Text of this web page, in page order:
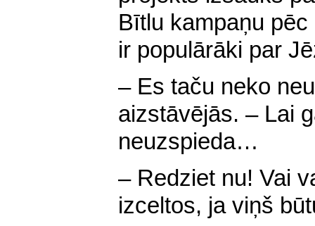
Bītlu kampaņu
ir populārāki par
– Es taču neko
aizstāvējās. – Lai
neuzspieda…
– Redziet nu! Vai
izceltos, ja viņš